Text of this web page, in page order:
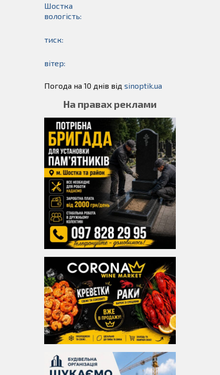
Шостка
вологість:
тиск:
вітер:
Погода на 10 днів від sinoptik.ua
На правах реклами